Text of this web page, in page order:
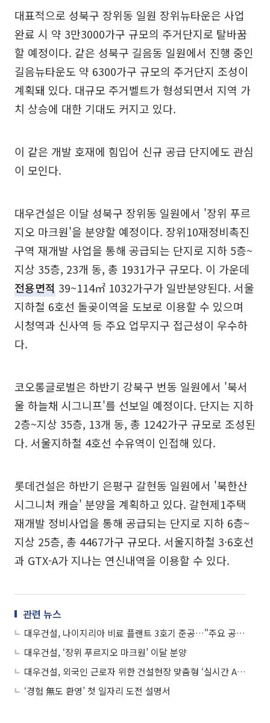
대표적으로 성북구 장위동 일원 장위뉴타운은 사업
완료 시 약 3만3000가구 규모의 주거단지로 탈바꿈
할 예정이다. 같은 성북구 길음동 일원에서 진행 중인
길음뉴타운도 약 6300가구 규모의 주거단지 조성이
계획돼 있다. 대규모 주거벨트가 형성되면서 지역 가
치 상승에 대한 기대도 커지고 있다.
이 같은 개발 호재에 힘입어 신규 공급 단지에도 관심
이 모인다.
대우건설은 이달 성북구 장위동 일원에서 '장위 푸르
지오 마크원'을 분양할 예정이다. 장위10재정비촉진
구역 재개발 사업을 통해 공급되는 단지로 지하 5층~
지상 35층, 23개 동, 총 1931가구 규모다. 이 가운데
전용면적 39~114㎡ 1032가구가 일반분양된다. 서울
지하철 6호선 돌곶이역을 도보로 이용할 수 있으며
시청역과 신사역 등 주요 업무지구 접근성이 우수하
다.
코오롱글로벌은 하반기 강북구 번동 일원에서 '북서
울 하늘채 시그니프'를 선보일 예정이다. 단지는 지하
2층~지상 35층, 13개 동, 총 1242가구 규모로 조성된
다. 서울지하철 4호선 수유역이 인접해 있다.
롯데건설은 하반기 은평구 갈현동 일원에서 '북한산
시그니처 캐슬' 분양을 계획하고 있다. 갈현제1주택
재개발 정비사업을 통해 공급되는 단지로 지하 6층~
지상 25층, 총 4467가구 규모다. 서울지하철 3·6호선
과 GTX-A가 지나는 연신내역을 이용할 수 있다.
관련 뉴스
대우건설, 나이지리아 비료 플랜트 3호기 준공…"주요 공정 조기 수행"
대우건설, ‘장위 푸르지오 마크원’ 이달 분양
대우건설, 외국인 근로자 위한 건설현장 맞춤형 ‘실시간 AI 번역기’ 개발
‘경험 無도 환영’ 첫 일자리 도전 설명서